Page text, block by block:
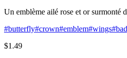
Un emblème ailé rose et or surmonté
#butterfly#crown#emblem#wings#
$1.49